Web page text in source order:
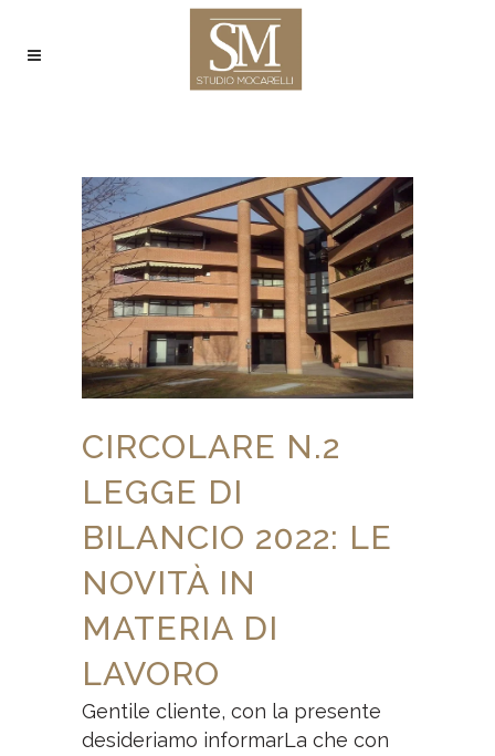
CIRCOLARE N.2
LEGGE DI
BILANCIO 2022: LE
NOVITÀ IN
MATERIA DI
LAVORO
Gentile cliente, con la presente
desideriamo informarLa che con